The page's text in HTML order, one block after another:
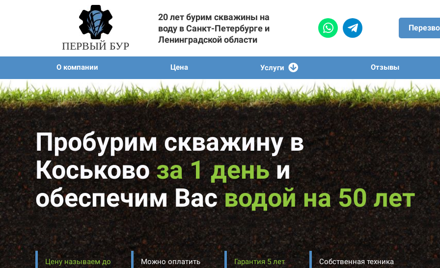
ПЕРВЫЙ БУР
20 лет бурим скважины на
воду в Санкт-Петербурге и
Ленинградской области
О компании Цена Услуги Отзывы
Пробурим скважину в
Коськовоза 1 день и
обеспечим Васводой на 50 лет
Цену называем до
Собственная техника
Гарантия 5 лет
Можно оплатить